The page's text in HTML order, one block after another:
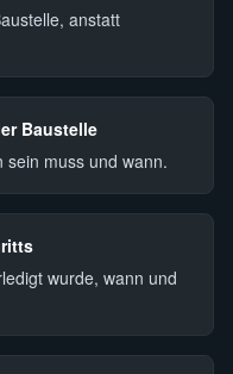
anstatt
Baustelle
muss und wann.
wurde, wann und